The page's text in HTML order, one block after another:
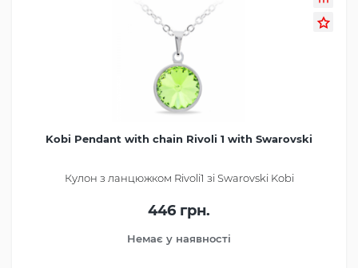
Kobi Pendant with chain Rivoli 1 with Swarovski
Кулон з ланцюжком Rivoli1 зі Swarovski Kobi
446 грн.
Немає у наявності